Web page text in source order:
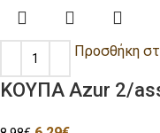
Προσθήκη
ΚΟΥΠΑ Azur 2/